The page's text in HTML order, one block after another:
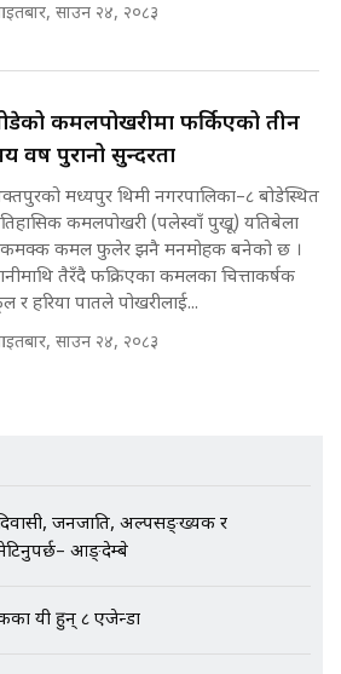
किन भइरहेछ ढिलाइ ?The Ring Road
SIDHAKURA |
पूर्व मन्त्री रञ्जिता || SIDHAKURA
मन्त्रीले घुस डिल गरेको अडियो ! दुई झोला
नोट मन्त्रीलाई घुस | SIDHAKURA |
SIDHAKURA INVESTIGATION |
EXCLUSIVE - भिजिट भिसामा सेटिङको
गोप्य अडियो र म्यासेज, गृह मन्त्रालय
कनेक्सन ! || VISIT VISA SCAM
साउन २४, २०८३
कमलपोखरीमा फर्किएको तीन
वर्ष पुरानो सुन्दरता
मध्यपुर थिमी नगरपालिका–८ बोडेस्थित
कमलपोखरी (पलेस्वाँ पुखू) यतिबेला
कमल फुलेर झनै मनमोहक बनेको छ ।
तैरँदै फक्रिएका कमलका चित्ताकर्षक
र हरिया पातले पोखरीलाई...
साउन २४, २०८३
जनजाति, अल्पसङ्ख्यक र
आङ्देम्बे
यी हुन् ८ एजेन्डा